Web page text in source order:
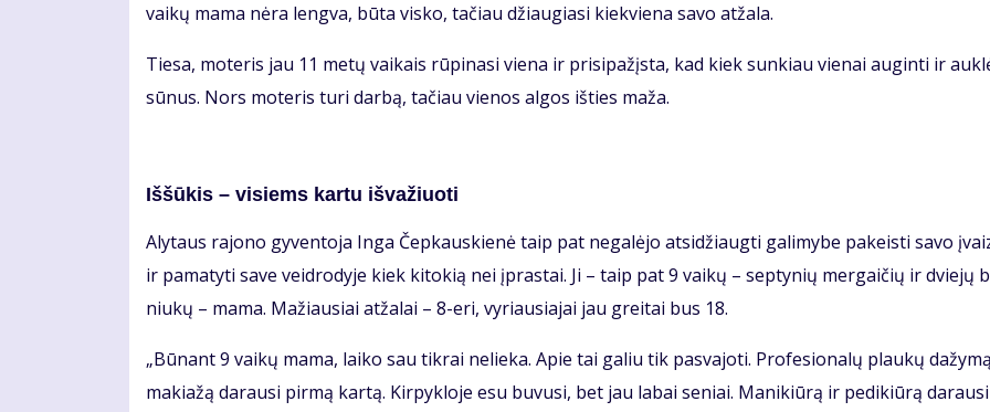
vai­kų ma­ma nė­ra leng­va, bū­ta vis­ko, ta­čiau džiau­gia­si kiek­vie­na sa­vo at­ža­la.
Tie­sa, mo­te­ris jau 11 me­tų vai­kais rū­pi­na­si vie­na ir pri­si­pa­žįs­ta, kad kiek sun­kiau vie­nai au­gin­ti ir
sū­nus. Nors mo­te­ris tu­ri dar­bą, ta­čiau vie­nos al­gos iš­ties ma­ža.
Iš­šū­kis – vi­siems kar­tu iš­va­žiuo­ti
Aly­taus ra­jo­no gy­ven­to­ja In­ga Čep­kaus­kie­nė taip pat ne­ga­lė­jo at­si­džiaug­ti ga­li­my­be pa­keis­ti sa­vo
ir pa­ma­ty­ti sa­ve veid­ro­dy­je kiek ki­to­kią nei įpras­tai. Ji – taip pat 9 vai­kų – sep­ty­nių mer­gai­čių ir dvie­jų
niu­kų – ma­ma. Ma­žiau­siai at­ža­lai – 8-eri, vy­riau­sia­jai jau grei­tai bus 18.
„Bū­nant 9 vai­kų ma­ma, lai­ko sau tik­rai ne­lie­ka. Apie tai ga­liu tik pa­sva­jo­ti. Pro­fe­sio­na­lų plau­kų
ma­kia­žą da­rau­si pir­mą kar­tą. Kir­pyk­lo­je esu bu­vu­si, bet jau la­bai se­niai. Ma­ni­kiū­rą ir pe­di­kiū­rą